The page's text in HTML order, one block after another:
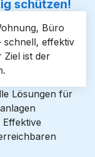
schützen!
Büro
schnell, effektiv
Ziel ist der
Lösungen für